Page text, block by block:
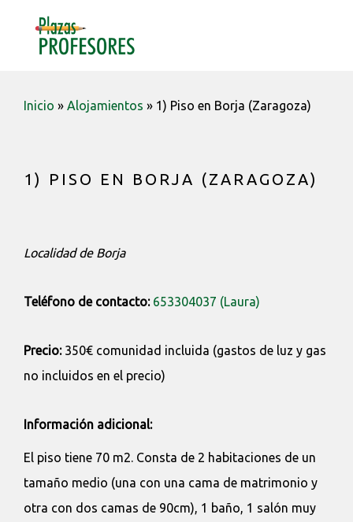
principal
contenido
lateralInicio » Alojamientos » 1) Piso en Borja (Zaragoza)
1) PISO EN BORJA (ZARAGOZA)
Localidad de Borja
Teléfono de contacto: 653304037 (Laura)
Precio:350€ comunidad incluida (gastos de luz y gas
no incluidos en el precio)
Información adicional:
El piso tiene 70 m2. Consta de 2 habitaciones de un
tamaño medio (una con una cama de matrimonio y
otra con dos camas de 90cm), 1 baño, 1 salón muy